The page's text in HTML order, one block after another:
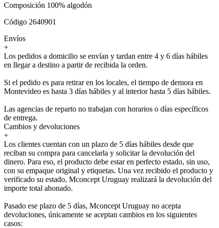
Composición 100% algodón
Código 2640901
Envíos
+
Los pedidos a domicilio se envían y tardan entre 4 y 6 días hábiles
en llegar a destino a partir de recibida la orden.
Si el pedido es para retirar en los locales, el tiempo de demora en
Montevideo es hasta 3 días hábiles y al interior hasta 5 días hábiles.
Las agencias de reparto no trabajan con horarios o días específicos
de entrega.
Cambios y devoluciones
+
Los clientes cuentan con un plazo de 5 días hábiles desde que
reciban su compra para cancelarla y solicitar la devolución del
dinero. Para eso, el producto debe estar en perfecto estado, sin uso,
con su empaque original y etiquetas. Una vez recibido el producto y
verificado su estado, Mconcept Uruguay realizará la devolución del
importe total abonado.
Pasado ese plazo de 5 días, Mconcept Uruguay no acepta
devoluciones, únicamente se aceptan cambios en los siguientes
casos: